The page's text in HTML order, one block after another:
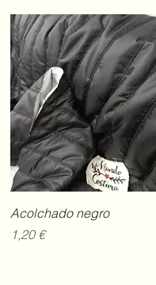
Vista rápida
Acolchado negro
Precio
1,20 €